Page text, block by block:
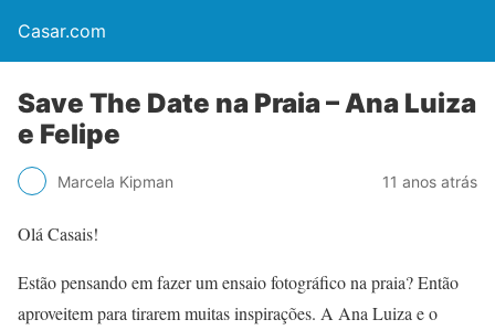
Casar.com
Save The Date na Praia – Ana Luiza
e Felipe
Marcela Kipman 11 anos atrás
Olá Casais!
Estão pensando em fazer um ensaio fotográfico na praia? Então
aproveitem para tirarem muitas inspirações. A Ana Luiza e o